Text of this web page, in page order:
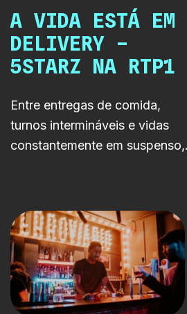
A VIDA ESTÁ EM
DELIVERY –
5STARZ NA RTP1
Entre entregas de comida,
turnos intermináveis e vidas
constantemente em suspenso,
nunca abranda. Uma série RTP
Lab sobre precariedade,
identidade e crescer demasiado
depressa.